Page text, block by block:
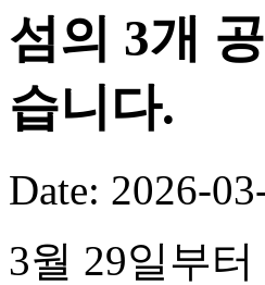
섬의 3개
습니다.
Date: 2026-
3월 29일부